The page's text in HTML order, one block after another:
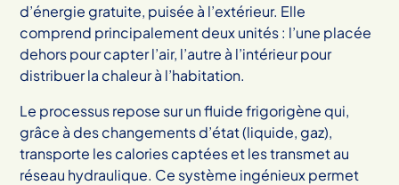
d’énergie gratuite, puisée à l’extérieur. Elle
comprend principalement deux unités : l’une placée
dehors pour capter l’air, l’autre à l’intérieur pour
distribuer la chaleur à l’habitation.
Le processus repose sur un fluide frigorigène qui,
grâce à des changements d’état (liquide, gaz),
transporte les calories captées et les transmet au
réseau hydraulique. Ce système ingénieux permet